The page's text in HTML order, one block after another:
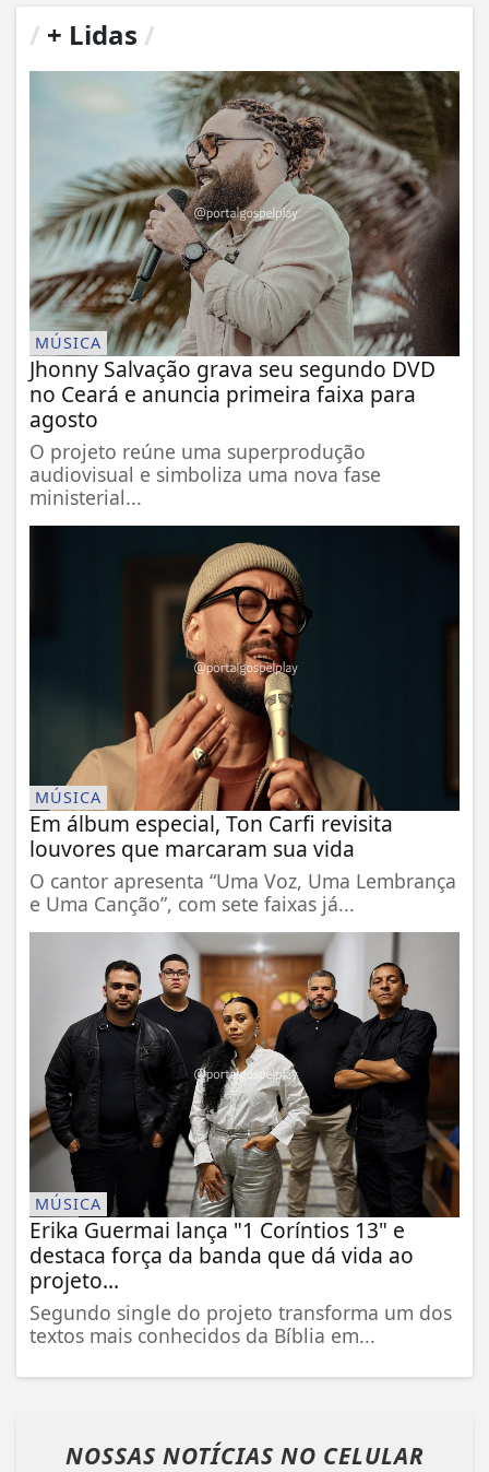
/ + Lidas /
MÚSICA
Jhonny Salvação grava seu segundo DVD
no Ceará e anuncia primeira faixa para
agosto
O projeto reúne uma superprodução
audiovisual e simboliza uma nova fase
ministerial...
MÚSICA
Em álbum especial, Ton Carfi revisita
louvores que marcaram sua vida
O cantor apresenta “Uma Voz, Uma Lembrança
e Uma Canção”, com sete faixas já...
MÚSICA
Erika Guermai lança "1 Coríntios 13" e
destaca força da banda que dá vida ao
projeto...
Segundo single do projeto transforma um dos
textos mais conhecidos da Bíblia em...
NOSSAS NOTÍCIAS NO CELULAR